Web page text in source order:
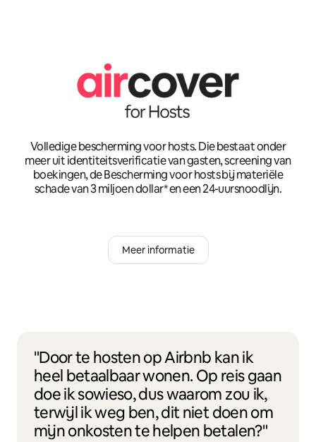
Volledige bescherming voor hosts. Die bestaat onder
meer uit identiteitsverificatie van gasten, screening van
boekingen, de Bescherming voor hosts bij materiële
schade van 3 miljoen dollar* en een 24-uursnoodlijn.
Meer informatie
"Door te hosten op Airbnb kan ik
heel betaalbaar wonen. Op reis gaan
doe ik sowieso, dus waarom zou ik,
terwijl ik weg ben, dit niet doen om
mijn onkosten te helpen betalen?"